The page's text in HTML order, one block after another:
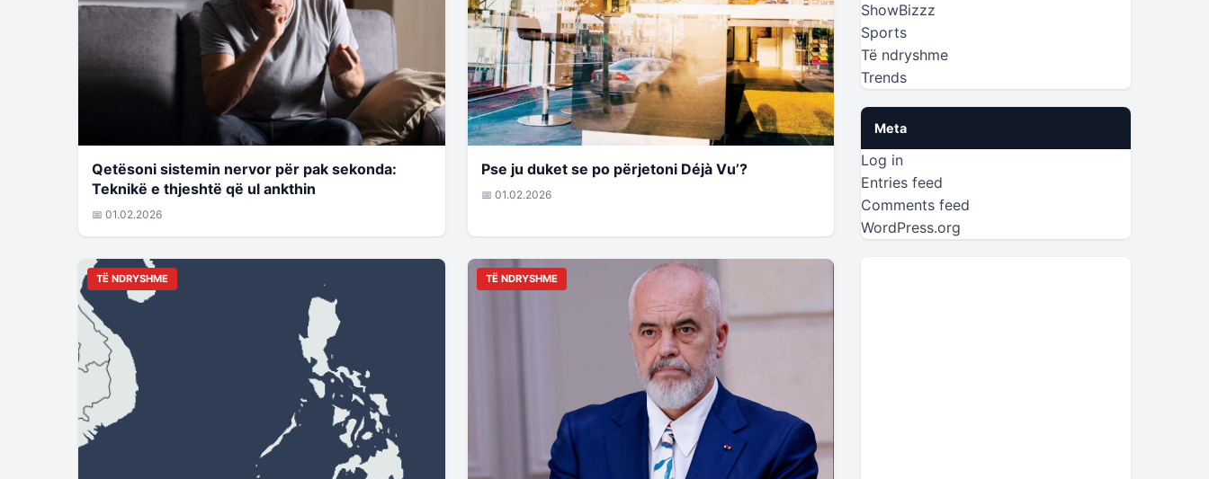
Qetësoni sistemin nervor për pak sekonda:
Teknikë e thjeshtë që ul ankthin
📅 01.02.2026
Pse ju duket se po përjetoni Déjà Vu’?
📅 01.02.2026
TË NDRYSHME TË NDRYSHME
ShowBizzz
Sports
Të ndryshme
Trends
Meta
Log in
Entries feed
Comments feed
WordPress.org